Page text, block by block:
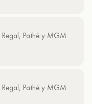
Pathé y MGM
Pathé y MGM